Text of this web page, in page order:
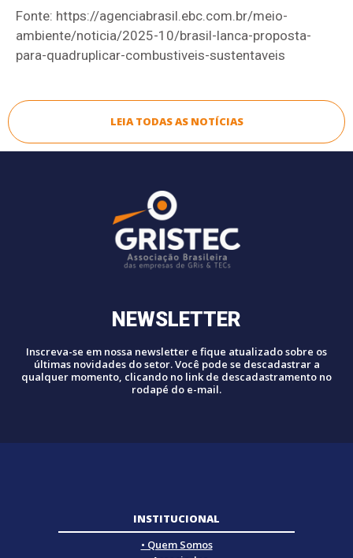
Fonte: https://agenciabrasil.ebc.com.br/meio-
ambiente/noticia/2025-10/brasil-lanca-proposta-
para-quadruplicar-combustiveis-sustentaveis
LEIA TODAS AS NOTÍCIAS
NEWSLETTER
Inscreva-se em nossa newsletter e fique atualizado sobre os
últimas novidades do setor. Você pode se descadastrar a
qualquer momento, clicando no link de descadastramento no
rodapé do e-mail.
INSTITUCIONAL
• Quem Somos